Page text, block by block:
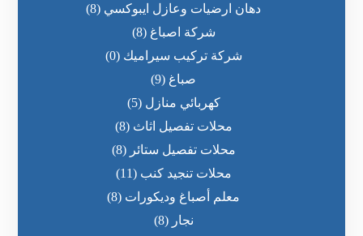
دهان ارضيات وعازل ايبوكسي (8)
شركة اصباغ (8)
شركة تركيب سيراميك (0)
صباغ (9)
كهربائي منازل (5)
محلات تفصيل اثاث (8)
محلات تفصيل ستائر (8)
محلات تنجيد كنب (11)
معلم أصباغ وديكورات (8)
نجار (8)